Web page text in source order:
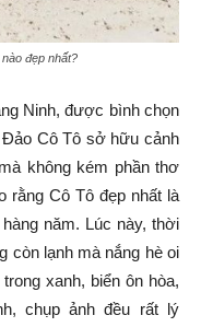
đẹp nhất?
Ninh, được bình chọn
Đảo Cô Tô sở hữu cảnh
không kém phần thơ
rằng Cô Tô đẹp nhất là
năm. Lúc này, thời
còn lạnh mà nắng hè oi
xanh, biển ôn hòa,
chụp ảnh đều rất lý